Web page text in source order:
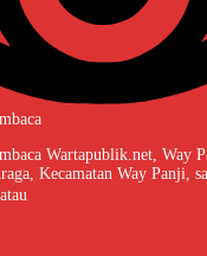
Wartapublik.net, Way
Kecamatan Way Panji,